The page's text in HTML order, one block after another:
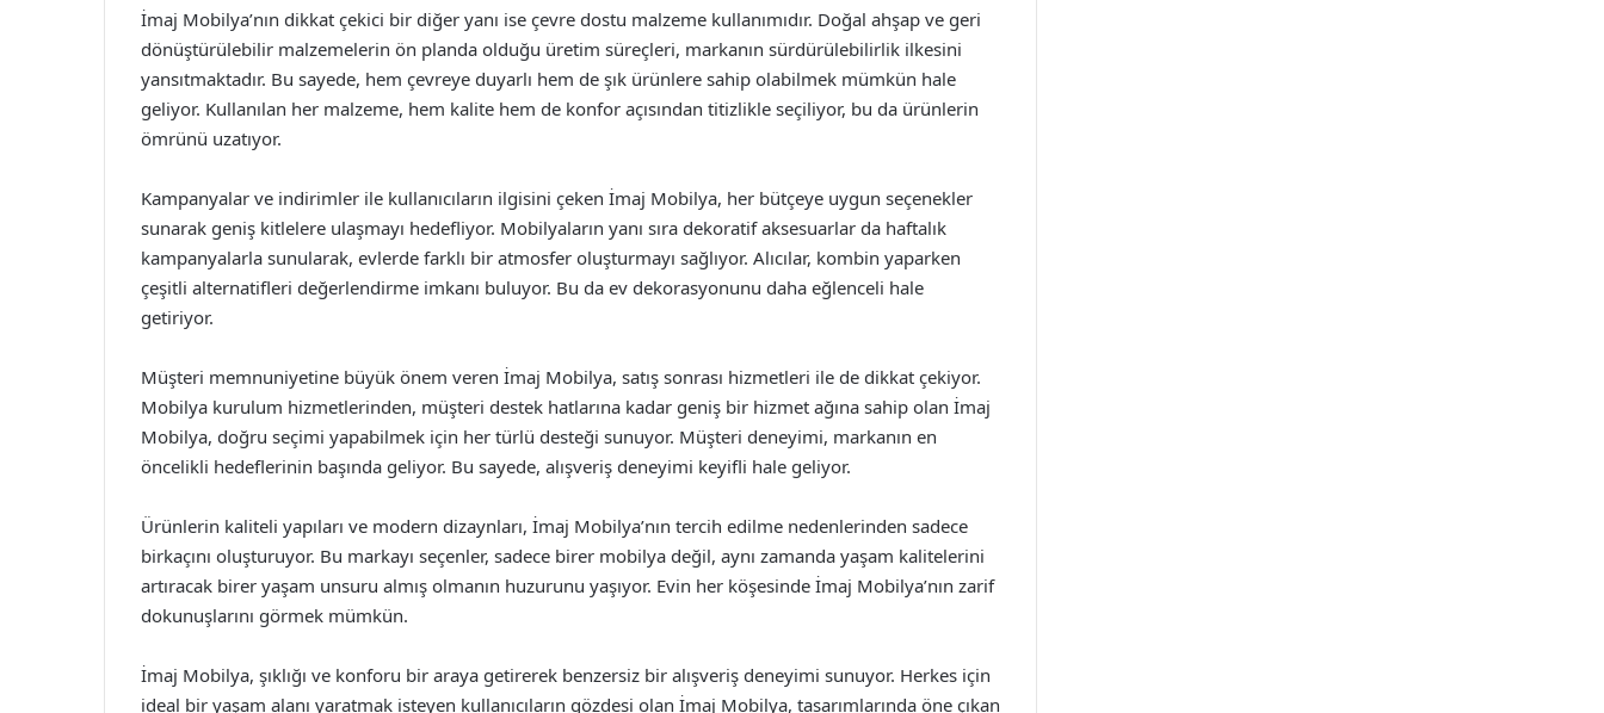
İmaj Mobilya’nın dikkat çekici bir diğer yanı ise çevre dostu malzeme kullanımıdır. Doğal ahşap ve geri
dönüştürülebilir malzemelerin ön planda olduğu üretim süreçleri, markanın sürdürülebilirlik ilkesini
yansıtmaktadır. Bu sayede, hem çevreye duyarlı hem de şık ürünlere sahip olabilmek mümkün hale
geliyor. Kullanılan her malzeme, hem kalite hem de konfor açısından titizlikle seçiliyor, bu da ürünlerin
ömrünü uzatıyor.
Kampanyalar ve indirimler ile kullanıcıların ilgisini çeken İmaj Mobilya, her bütçeye uygun seçenekler
sunarak geniş kitlelere ulaşmayı hedefliyor. Mobilyaların yanı sıra dekoratif aksesuarlar da haftalık
kampanyalarla sunularak, evlerde farklı bir atmosfer oluşturmayı sağlıyor. Alıcılar, kombin yaparken
çeşitli alternatifleri değerlendirme imkanı buluyor. Bu da ev dekorasyonunu daha eğlenceli hale
getiriyor.
Müşteri memnuniyetine büyük önem veren İmaj Mobilya, satış sonrası hizmetleri ile de dikkat çekiyor.
Mobilya kurulum hizmetlerinden, müşteri destek hatlarına kadar geniş bir hizmet ağına sahip olan İmaj
Mobilya, doğru seçimi yapabilmek için her türlü desteği sunuyor. Müşteri deneyimi, markanın en
öncelikli hedeflerinin başında geliyor. Bu sayede, alışveriş deneyimi keyifli hale geliyor.
Ürünlerin kaliteli yapıları ve modern dizaynları, İmaj Mobilya’nın tercih edilme nedenlerinden sadece
birkaçını oluşturuyor. Bu markayı seçenler, sadece birer mobilya değil, aynı zamanda yaşam kalitelerini
artıracak birer yaşam unsuru almış olmanın huzurunu yaşıyor. Evin her köşesinde İmaj Mobilya’nın zarif
dokunuşlarını görmek mümkün.
İmaj Mobilya, şıklığı ve konforu bir araya getirerek benzersiz bir alışveriş deneyimi sunuyor. Herkes için
ideal bir yaşam alanı yaratmak isteyen kullanıcıların gözdesi olan İmaj Mobilya, tasarımlarında öne çıkan